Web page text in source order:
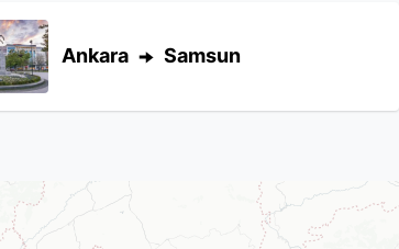
Ankara Samsun